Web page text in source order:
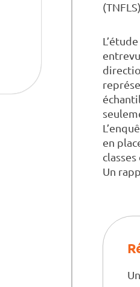
(TNFLS).
en
Un